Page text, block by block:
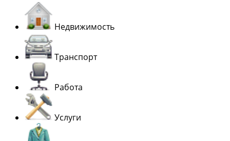
Недвижимость
Транспорт
Работа
Услуги